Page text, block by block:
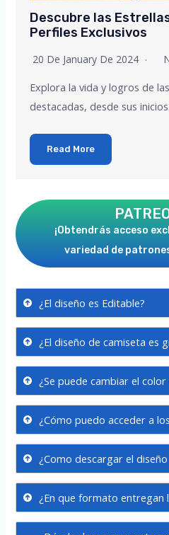
Descubre las
Perfiles Exclusivos
20 De January De 2024
Explora la vida y logros de
destacadas, desde sus
Read More
¡Obtendrás acceso
variedad de
¿El diseño es Editable?
¿El diseño de camiseta es
¿Se puede cambiar el
¿Cómo puedo acceder a
¿Como descargar el diseño
¿En que formato entregan